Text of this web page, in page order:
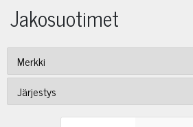
Jakosuotimet